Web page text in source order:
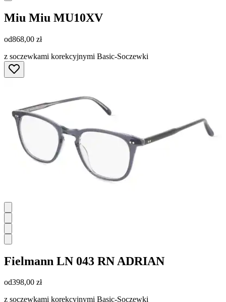
Miu Miu MU10XV
od868,00 zł
z soczewkami korekcyjnymi Basic-Soczewki
Fielmann LN 043 RN ADRIAN
od398,00 zł
z soczewkami korekcyjnymi Basic-Soczewki